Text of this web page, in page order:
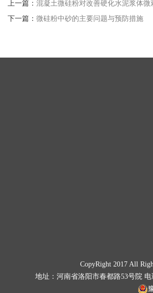
上一篇： 混凝土微硅粉对改善硬化水泥浆体微
下一篇： 微硅粉中砂的主要问题与预防措施
CopyRight 2017 All
地址：河南省洛阳市春都路53号院 电